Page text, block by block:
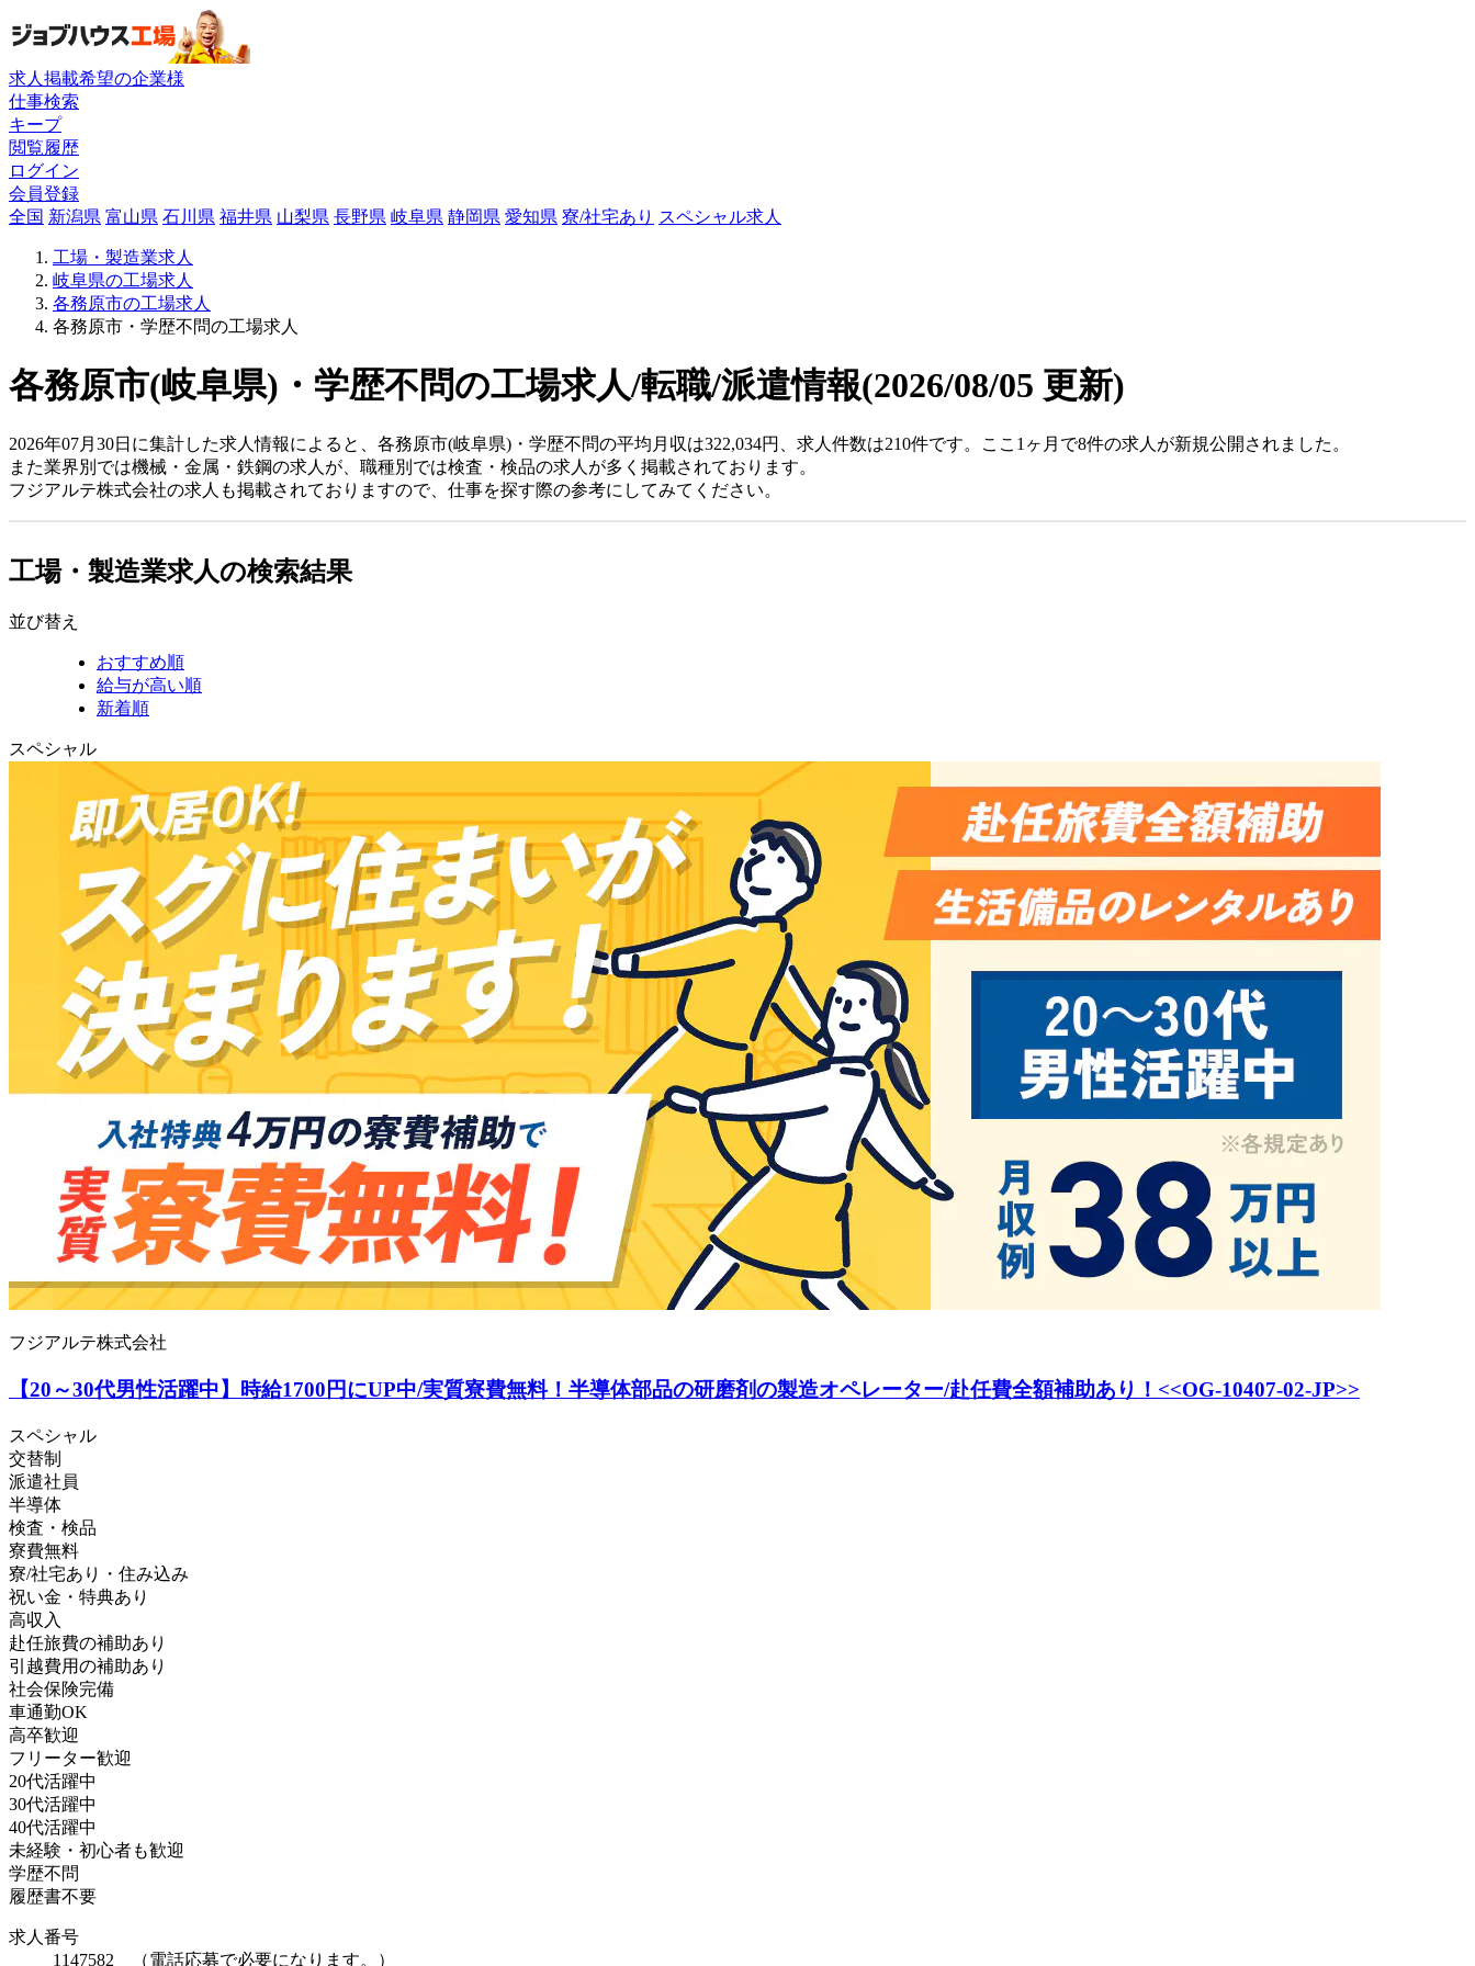
求人掲載希望の企業様
仕事検索
キープ
閲覧履歴
ログイン
会員登録
全国 新潟県 富山県 石川県 福井県 山梨県 長野県 岐阜県 静岡県 愛知県 寮/社宅あり スペシャル求人
工場・製造業求人
岐阜県の工場求人
各務原市の工場求人
各務原市・学歴不問の工場求人
各務原市(岐阜県)・学歴不問の工場求人/転職/派遣情報(2026/08/05 更新)
2026年07月30日に集計した求人情報によると、各務原市(岐阜県)・学歴不問の平均月収は322,034円、求人件数は210件です。ここ1ヶ月で8件の求人が新規公開されました。
また業界別では機械・金属・鉄鋼の求人が、職種別では検査・検品の求人が多く掲載されております。
フジアルテ株式会社の求人も掲載されておりますので、仕事を探す際の参考にしてみてください。
工場・製造業求人の検索結果
並び替え
おすすめ順
給与が高い順
新着順
スペシャル
フジアルテ株式会社
【20～30代男性活躍中】時給1700円にUP中/実質寮費無料！半導体部品の研磨剤の製造オペレーター/赴任費全額補助あり！<<OG-10407-02-JP>>
スペシャル
交替制
派遣社員
半導体
検査・検品
寮費無料
寮/社宅あり・住み込み
祝い金・特典あり
高収入
赴任旅費の補助あり
引越費用の補助あり
社会保険完備
車通勤OK
高卒歓迎
フリーター歓迎
20代活躍中
30代活躍中
40代活躍中
未経験・初心者も歓迎
学歴不問
履歴書不要
求人番号
1147582 （電話応募で必要になります。）